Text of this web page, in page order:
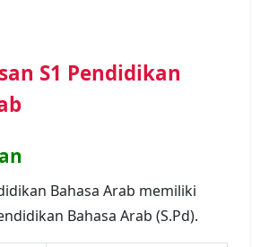
S1 Pendidikan
Bahasa Arab memiliki
Bahasa Arab (S.Pd).